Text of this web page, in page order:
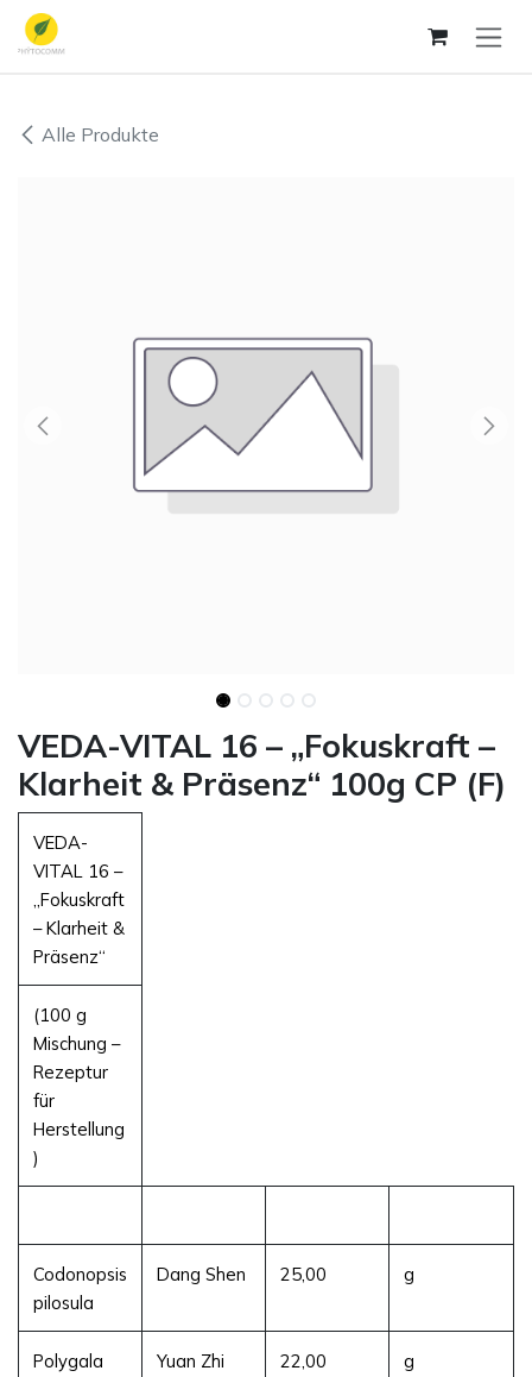
Zum Inhalt springen
Alle Produkte
VEDA-VITAL 16 – „Fokuskraft –
Klarheit & Präsenz“ 100g CP (F)
VEDA-
VITAL 16 –
„Fokuskraft
– Klarheit &
Präsenz“
(100 g
Mischung –
Rezeptur
für
Herstellung
)
Codonopsis
pilosula
Dang Shen 25,00 g
Polygala
Yuan Zhi 22,00 g